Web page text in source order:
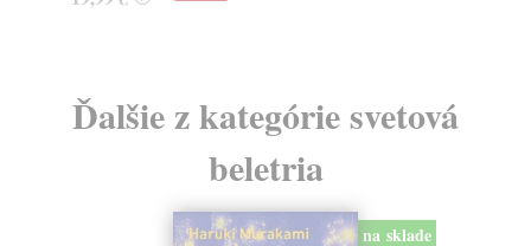
Ďalšie z kategórie svetová
beletria
na sklade